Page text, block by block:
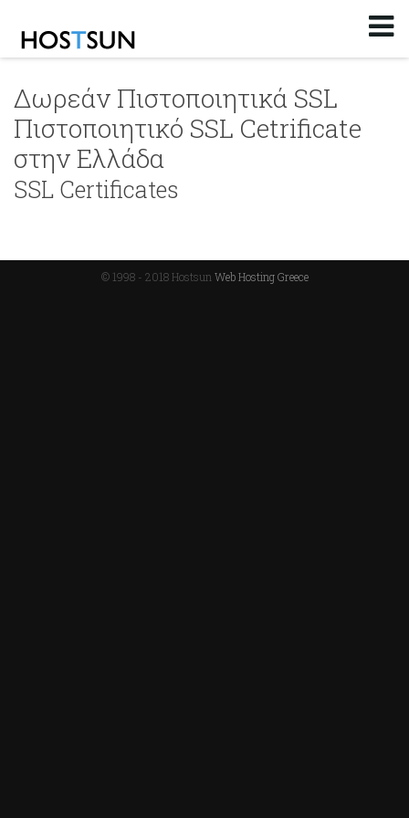
Δωρεάν Πιστοποιητικά SSL
Πιστοποιητικό SSL Cetrificate
στην Ελλάδα
SSL Certificates
© 1998 - 2018 Hostsun Web Hosting Greece